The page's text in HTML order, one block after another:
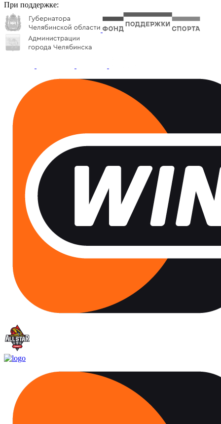
При поддержке: